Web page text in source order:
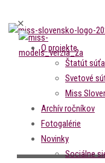
✕
O projekte
Štatút
Svetové
Miss
Archív ročníkov
Fotogalérie
Novinky
Sociálne